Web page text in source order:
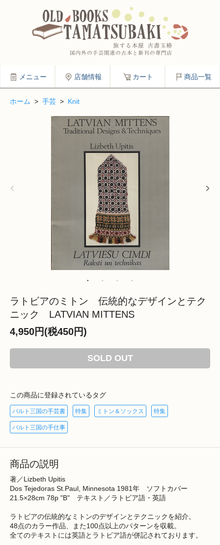
メニュー 店舗情報 カート 商品一覧
ホーム > 手芸 > Knit
ラトビアのミトン 伝統的なデザインとテク
ニック LATVIAN MITTENS
4,950円(税450円)
SOLD OUT
この商品に登録されているタグ
バルト三国の手芸書 特集 ミトン＆ソックス 特集
バルト三国の手仕事
商品の説明
著／Lizbeth Upitis
Dos Tejedoras St.Paul, Minnesota 1981年 ソフトカバー
21.5×28cm 78p "B" テキスト／ラトビア語・英語
ラトビアの伝統的なミトンのデザインとテクニックを紹介。
48点のカラー作品、また100点以上のパターンを収載。
全てのテキストには英語とラトビア語が併記されております。